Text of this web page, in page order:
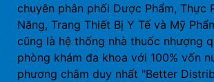
chuyên phân phối Dược Phẩm, Thực
Năng, Trang Thiết Bị Y Tế và Mỹ
cũng là hệ thống nhà thuốc nhượng
phòng khám đa khoa với 100% vốn
phương châm duy nhất "Better